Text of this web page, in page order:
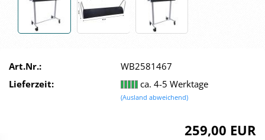
Art.Nr.:
WB2581467
Lieferzeit:
ca. 4-5 Werktage
(Ausland abweichend)
259,00 EUR